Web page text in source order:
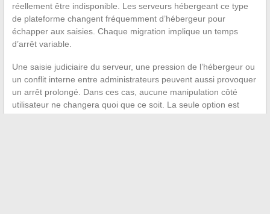
réellement être indisponible. Les serveurs hébergeant ce type
de plateforme changent fréquemment d’hébergeur pour
échapper aux saisies. Chaque migration implique un temps
d’arrêt variable.
Une saisie judiciaire du serveur, une pression de l’hébergeur ou
un conflit interne entre administrateurs peuvent aussi provoquer
un arrêt prolongé. Dans ces cas, aucune manipulation côté
utilisateur ne changera quoi que ce soit. La seule option est